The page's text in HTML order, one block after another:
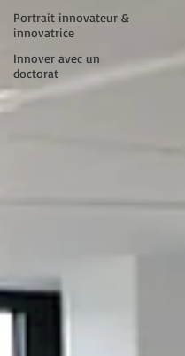
Portrait innovateur &
innovatrice
Innover avec un
doctorat